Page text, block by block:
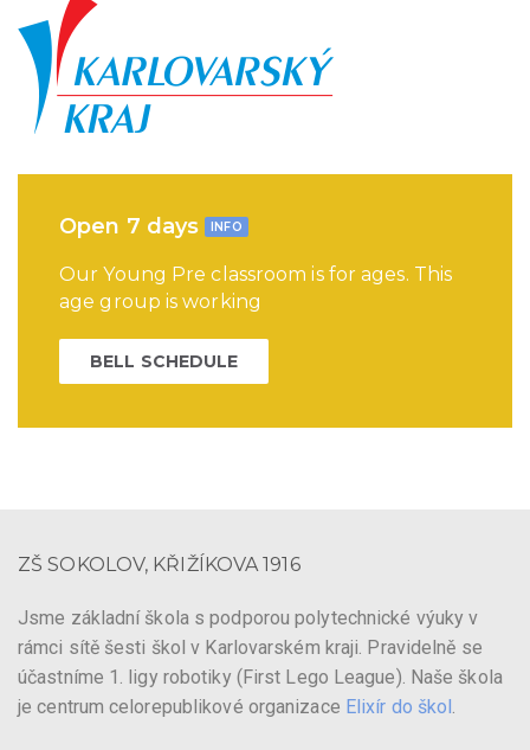
Open 7 days INFO
Our Young Pre classroom is for ages. This
age group is working
BELL SCHEDULE
ZŠ SOKOLOV, KŘIŽÍKOVA 1916
Jsme základní škola s podporou polytechnické výuky v
rámci sítě šesti škol v Karlovarském kraji. Pravidelně se
účastníme 1. ligy robotiky (First Lego League). Naše škola
je centrum celorepublikové organizace Elixír do škol.